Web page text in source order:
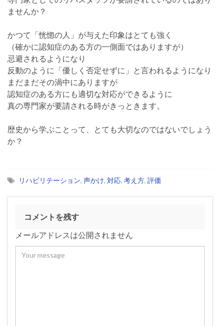
ませんか？
かつて「恍惚の人」が与えた印象はとても強く
（確かに認知症のある方の一側面ではありますが）
忌避されるようになり
反動のように「優しく否定せずに」と言われるようになり
まだまだその渦中にありますが
認知症のある方にも適切な対応ができるように
真の専門家が要請される時がきっときます。
歴史から学ぶことって、とても大切なのではないでしょう
か？
リハビリテーション, 声かけ, 対応, 考え方, 評価
コメントを残す
メールアドレスは公開されません